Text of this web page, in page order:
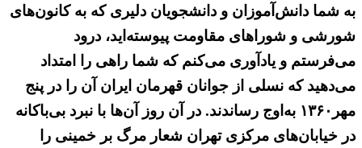
به‌ شما دانش‌آموزان و دانشجویان دلیری که به کانون‌های
شورشی و شوراهای مقاومت پیوسته‌اید، درود
می‌فرستم و یادآوری می‌کنم که شما راهی را امتداد
می‌دهید که نسلی از جوانان قهرمان ایران آن را در پنج
مهر۱۳۶۰ به‌اوج رساندند. در آن روز آن‌ها با نبرد بی‌باکانه
در خیابان‌های مرکزی تهران شعار مرگ بر خمینی را